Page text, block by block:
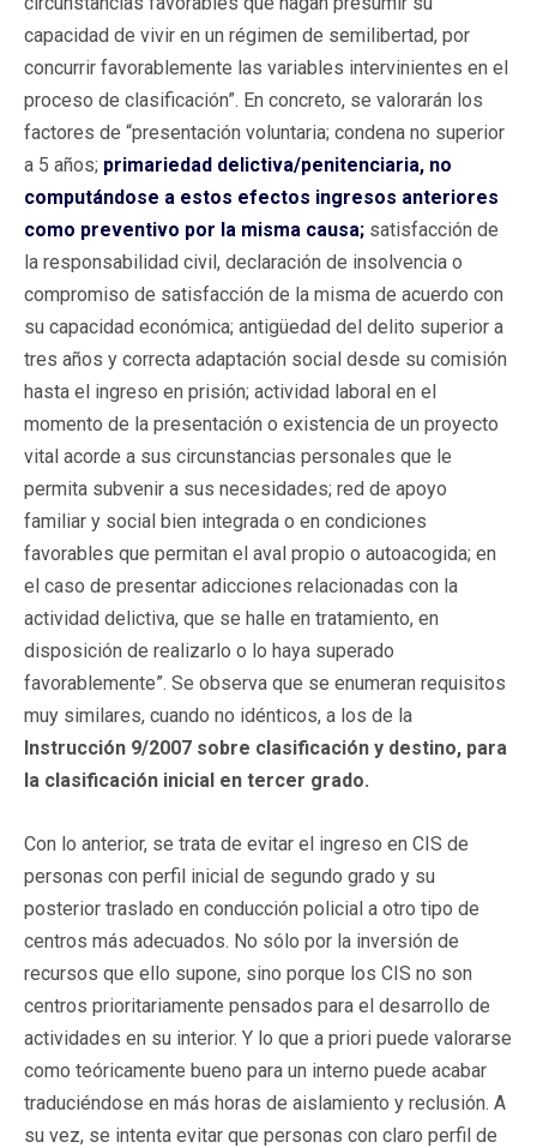
capacidad de vivir en un régimen de semilibertad, por
concurrir favorablemente las variables intervinientes en el
proceso de clasificación”. En concreto, se valorarán los
factores de “presentación voluntaria; condena no superior
a 5 años; primariedad delictiva/penitenciaria, no
computándose a estos efectos ingresos anteriores
como preventivo por la misma causa; satisfacción de
la responsabilidad civil, declaración de insolvencia o
compromiso de satisfacción de la misma de acuerdo con
su capacidad económica; antigüedad del delito superior a
tres años y correcta adaptación social desde su comisión
hasta el ingreso en prisión; actividad laboral en el
momento de la presentación o existencia de un proyecto
vital acorde a sus circunstancias personales que le
permita subvenir a sus necesidades; red de apoyo
familiar y social bien integrada o en condiciones
favorables que permitan el aval propio o autoacogida; en
el caso de presentar adicciones relacionadas con la
actividad delictiva, que se halle en tratamiento, en
disposición de realizarlo o lo haya superado
favorablemente”. Se observa que se enumeran requisitos
muy similares, cuando no idénticos, a los de la
Instrucción 9/2007 sobre clasificación y destino, para
la clasificación inicial en tercer grado.
Con lo anterior, se trata de evitar el ingreso en CIS de
personas con perfil inicial de segundo grado y su
posterior traslado en conducción policial a otro tipo de
centros más adecuados. No sólo por la inversión de
recursos que ello supone, sino porque los CIS no son
centros prioritariamente pensados para el desarrollo de
actividades en su interior. Y lo que a priori puede valorarse
como teóricamente bueno para un interno puede acabar
traduciéndose en más horas de aislamiento y reclusión. A
su vez, se intenta evitar que personas con claro perfil de